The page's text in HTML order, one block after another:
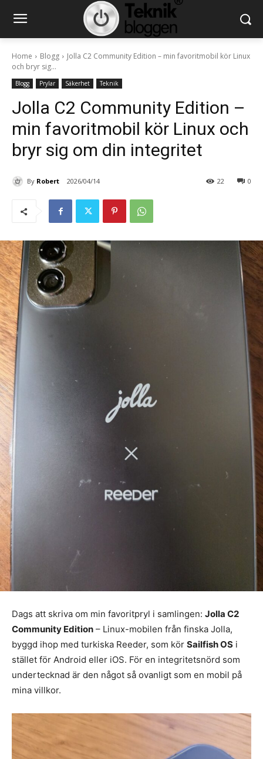
Home Blogg
Jolla C2 Community Edition – min favoritmobil kör Linux
och bryr sig...
Blogg Prylar Säkerhet Teknik
Jolla C2 Community Edition –
min favoritmobil kör Linux och
bryr sig om din integritet
By Robert 2026/04/14 0
22
Dags att skriva om min favoritpryl i samlingen: Jolla C2
Community Edition – Linux-mobilen från finska Jolla,
byggd ihop med turkiska Reeder, som kör Sailfish OS i
stället för Android eller iOS. För en integritetsnörd som
undertecknad är den något så ovanligt som en mobil på
mina villkor.